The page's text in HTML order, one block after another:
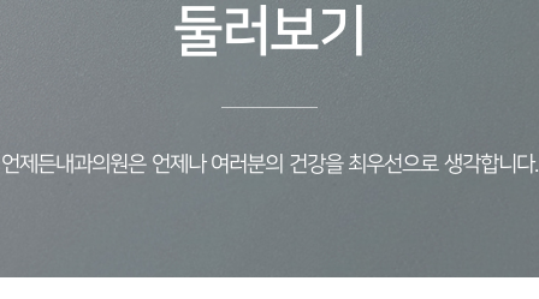
둘러보기
언제든내과의원은 언제나 여러분의 건강을 최우선으로 생각합니다.